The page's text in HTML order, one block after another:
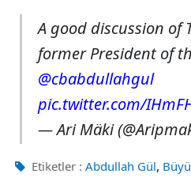
A good discussion of
former President of
@cbabdullahgul
pic.twitter.com/
— Ari Mäki
Etiketler : Abdullah Gül,